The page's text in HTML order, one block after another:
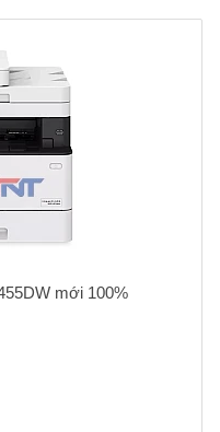
mới 100%